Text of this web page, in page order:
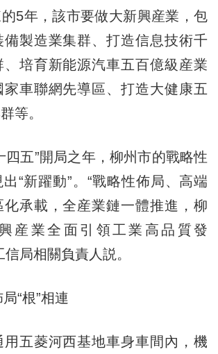
5年，該市要做大新興産業，包
製造業集群、打造信息技術千
培育新能源汽車五百億級産業
車聯網先導區、打造大健康五
等。
五”開局之年，柳州市的戰略性
“新躍動”。“戰略性佈局、高端
承載，全産業鏈一體推進，柳
産業全面引領工業高品質發
信局相關負責人説。
根”相連
菱河西基地車身車間內，機